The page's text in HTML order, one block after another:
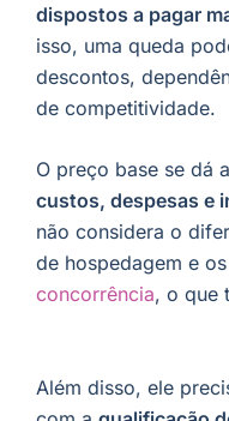
dispostos a pagar
isso, uma queda
descontos,
de competitividade.
O preço base se dá
custos, despesas e
não considera o
de hospedagem e
concorrência, o que
Além disso, ele